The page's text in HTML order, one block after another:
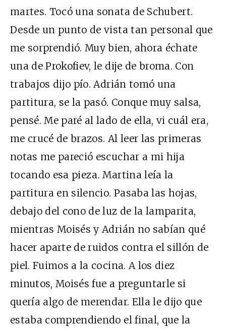
martes. Tocó una sonata de Schubert.
Desde un punto de vista tan personal que
me sorprendió. Muy bien, ahora échate
una de Prokofiev, le dije de broma. Con
trabajos dijo pío. Adrián tomó una
partitura, se la pasó. Conque muy salsa,
pensé. Me paré al lado de ella, vi cuál era,
me crucé de brazos. Al leer las primeras
notas me pareció escuchar a mi hija
tocando esa pieza. Martina leía la
partitura en silencio. Pasaba las hojas,
debajo del cono de luz de la lamparita,
mientras Moisés y Adrián no sabían qué
hacer aparte de ruidos contra el sillón de
piel. Fuimos a la cocina. A los diez
minutos, Moisés fue a preguntarle si
quería algo de merendar. Ella le dijo que
estaba comprendiendo el final, que la